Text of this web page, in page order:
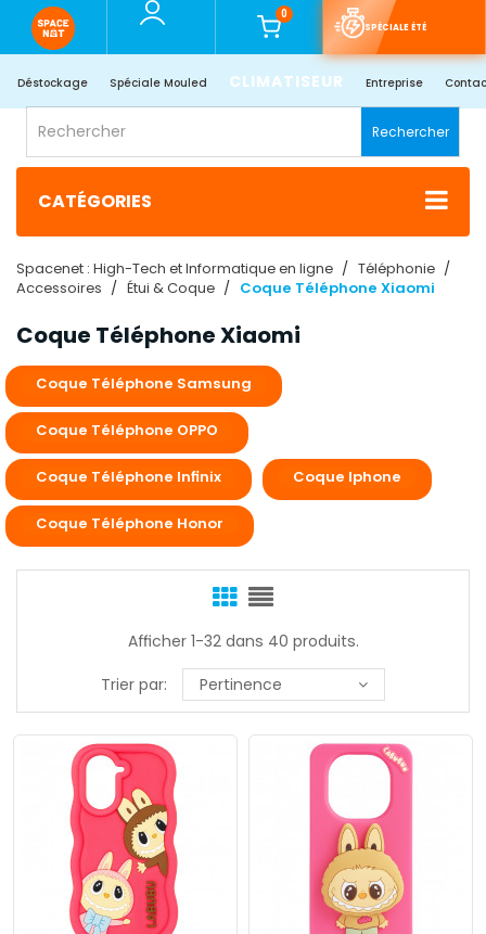
0
SPÉCIALE ÉTÉ
Déstockage Spéciale Mouled CLIMATISEUR Entreprise
Rechercher
CATÉGORIES
Spacenet : High-Tech et Informatique en ligne
Téléphonie
Accessoires
Étui & Coque Coque Téléphone Xiaomi
Coque Téléphone Xiaomi
Coque Téléphone Samsung
Coque Téléphone OPPO
Coque Téléphone Infinix Coque Iphone
Coque Téléphone Honor
Afficher 1-32 dans 40 produits.
Trier par:
Pertinence